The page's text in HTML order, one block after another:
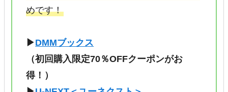
めです！
▶DMMブックス
（初回購入限定70％OFFクーポンがお
得！）